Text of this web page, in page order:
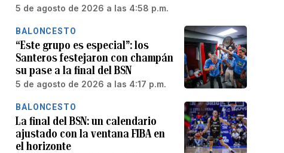
5 de agosto de 2026 a las 4:58 p.m.
BALONCESTO
“Este grupo es especial”: los
Santeros festejaron con champán
su pase a la final del BSN
5 de agosto de 2026 a las 4:17 p.m.
BALONCESTO
La final del BSN: un calendario
ajustado con la ventana FIBA en
el horizonte